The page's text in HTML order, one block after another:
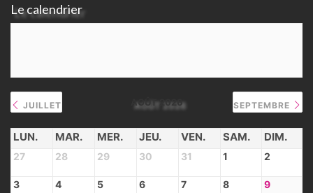
Le calendrier
JUILLET AOÛT 2026 SEPTEMBRE
LUN. MAR. MER. JEU. VEN. SAM. DIM.
27 28 29 30 31 1 2
3 4 5 6 7 8 9